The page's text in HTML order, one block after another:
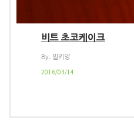
비트 초코케이크
By. 밀키양
2016/03/14